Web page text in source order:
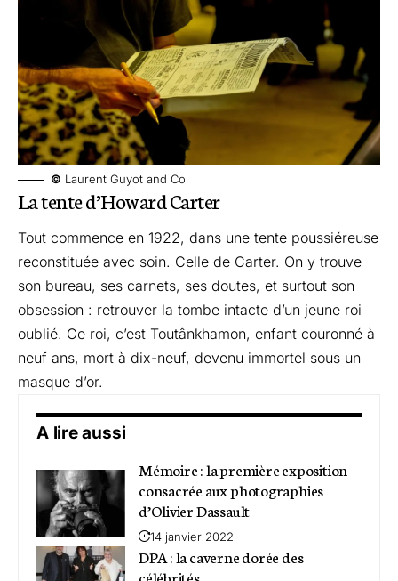
© Laurent Guyot and Co
La tente d’Howard Carter
Tout commence en 1922, dans une tente poussiéreuse
reconstituée avec soin. Celle de Carter. On y trouve
son bureau, ses carnets, ses doutes, et surtout son
obsession : retrouver la tombe intacte d’un jeune roi
oublié. Ce roi, c’est Toutânkhamon, enfant couronné à
neuf ans, mort à dix-neuf, devenu immortel sous un
masque d’or.
A lire aussi
Mémoire : la première exposition
consacrée aux photographies
d’Olivier Dassault
14 janvier 2022
DPA : la caverne dorée des